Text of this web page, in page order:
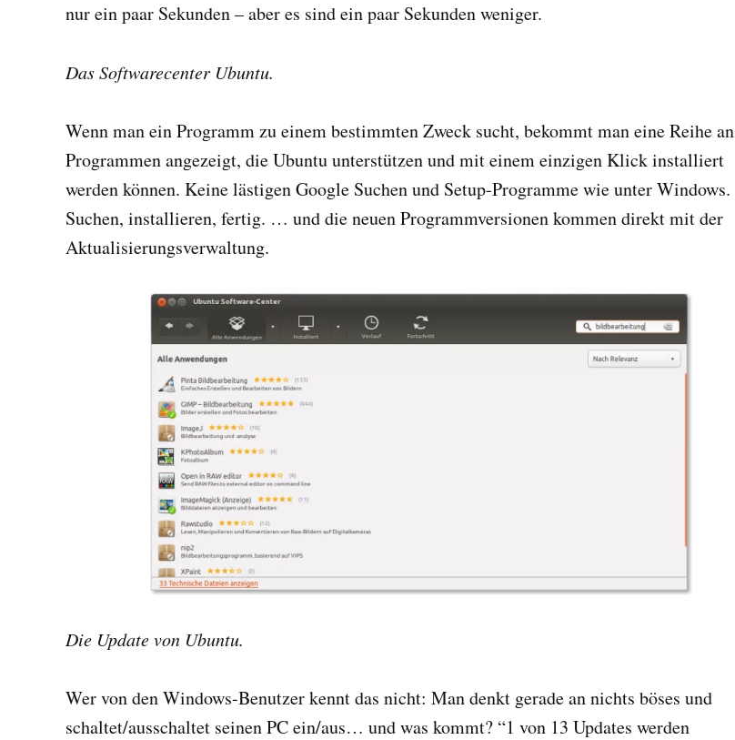
nur ein paar Sekunden – aber es sind ein paar Sekunden weniger.
Das Softwarecenter Ubuntu.
Wenn man ein Programm zu einem bestimmten Zweck sucht, bekommt man eine Reihe an
Programmen angezeigt, die Ubuntu unterstützen und mit einem einzigen Klick installiert
werden können. Keine lästigen Google Suchen und Setup-Programme wie unter Windows.
Suchen, installieren, fertig. … und die neuen Programmversionen kommen direkt mit der
Aktualisierungsverwaltung.
Die Update von Ubuntu.
Wer von den Windows-Benutzer kennt das nicht: Man denkt gerade an nichts böses und
schaltet/ausschaltet seinen PC ein/aus… und was kommt? “1 von 13 Updates werden